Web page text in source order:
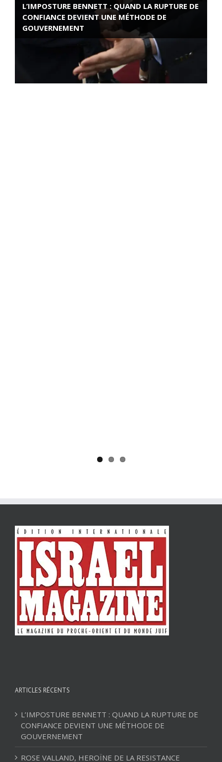
L’IMPOSTURE BENNETT : QUAND LA RUPTURE DE
CONFIANCE DEVIENT UNE MÉTHODE DE
GOUVERNEMENT
ROSE VALLAND, HEROÏNE DE LA RESISTANCE
ARTICLES RÉCENTS
L’IMPOSTURE BENNETT : QUAND LA RUPTURE DE
CONFIANCE DEVIENT UNE MÉTHODE DE
GOUVERNEMENT
ROSE VALLAND, HEROÏNE DE LA RESISTANCE